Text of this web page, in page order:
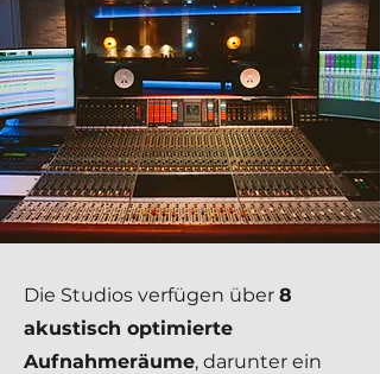
Die Studios verfügen über 8
akustisch optimierte
Aufnahmeräume, darunter ein